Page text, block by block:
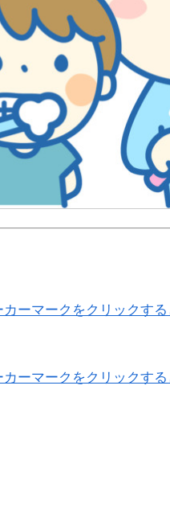
ーマークをクリックする
ーマークをクリックする